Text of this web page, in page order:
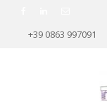
+39 0863 997091